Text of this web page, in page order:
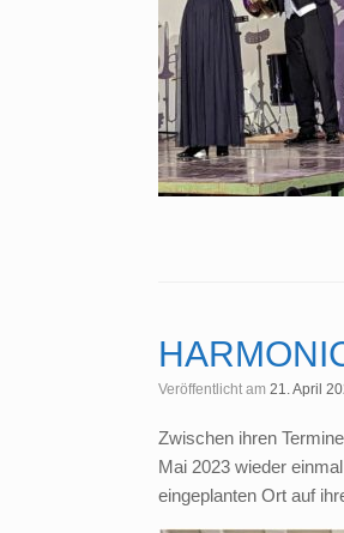
Veröffentlicht am 21. April
Zwischen ihren
Mai 2023 wieder
eingeplanten Ort auf